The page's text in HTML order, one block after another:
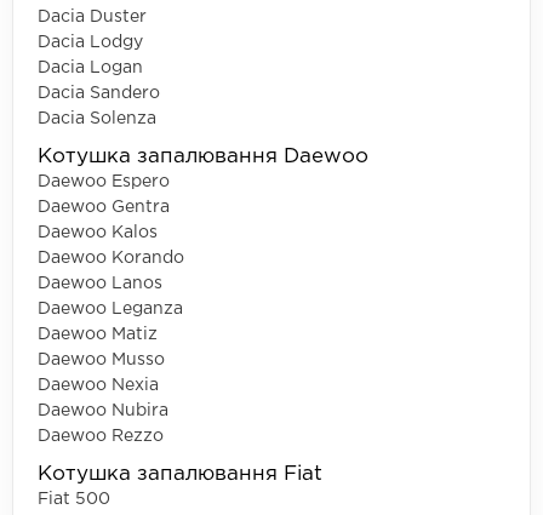
Dacia Duster
Dacia Lodgy
Dacia Logan
Dacia Sandero
Dacia Solenza
Котушка запалювання Daewoo
Daewoo Espero
Daewoo Gentra
Daewoo Kalos
Daewoo Korando
Daewoo Lanos
Daewoo Leganza
Daewoo Matiz
Daewoo Musso
Daewoo Nexia
Daewoo Nubira
Daewoo Rezzo
Котушка запалювання Fiat
Fiat 500